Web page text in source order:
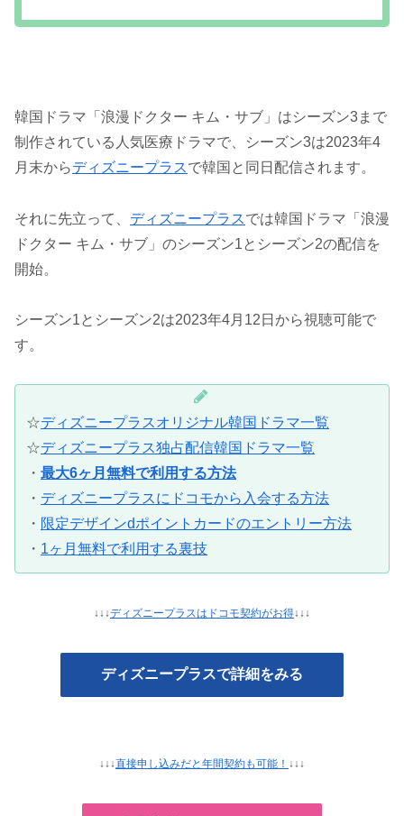
韓国ドラマ「浪漫ドクター キム・サブ」はシーズン3まで
制作されている人気医療ドラマで、シーズン3は2023年4
月末からディズニープラスで韓国と同日配信されます。
それに先立って、 ディズニープラスでは韓国ドラマ「浪漫
ドクター キム・サブ」のシーズン1とシーズン2の配信を
開始。
シーズン1とシーズン2は2023年4月12日から視聴可能で
す。
☆ディズニープラスオリジナル韓国ドラマ一覧
☆ディズニープラス独占配信韓国ドラマ一覧
・ 最大6ヶ月無料で利用する方法
・ ディズニープラスにドコモから入会する方法
・ 限定デザインdポイントカードのエントリー方法
・ 1ヶ月無料で利用する裏技
↓↓↓ディズニープラスはドコモ契約がお得↓↓↓
ディズニープラスで詳細をみる
↓↓↓直接申し込みだと年間契約も可能！ ↓↓↓